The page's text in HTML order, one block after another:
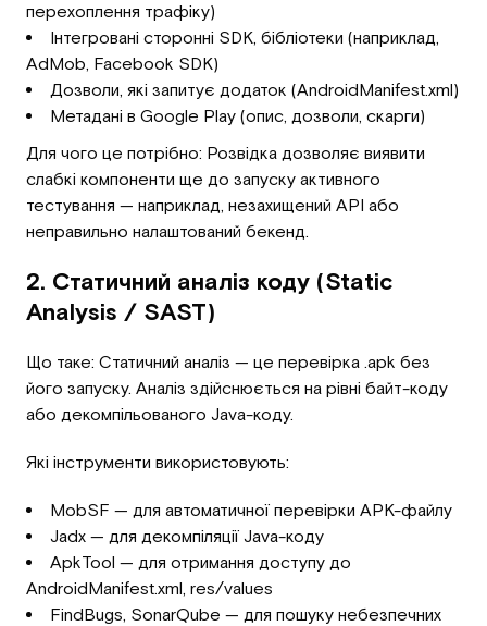
перехоплення трафіку)
Інтегровані сторонні SDK, бібліотеки (наприклад,
AdMob, Facebook SDK)
Дозволи, які запитує додаток (AndroidManifest.xml)
Метадані в Google Play (опис, дозволи, скарги)
Для чого це потрібно: Розвідка дозволяє виявити
слабкі компоненти ще до запуску активного
тестування — наприклад, незахищений API або
неправильно налаштований бекенд.
2. Статичний аналіз коду (Static
Analysis / SAST)
Що таке: Статичний аналіз — це перевірка .apk без
його запуску. Аналіз здійснюється на рівні байт-коду
або декомпільованого Java-коду.
Які інструменти використовують:
MobSF — для автоматичної перевірки APK-файлу
Jadx — для декомпіляції Java-коду
ApkTool — для отримання доступу до
AndroidManifest.xml, res/values
FindBugs, SonarQube — для пошуку небезпечних